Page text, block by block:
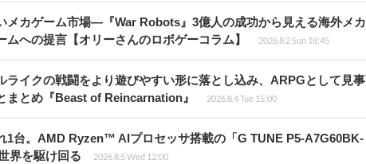
メカゲーム市場―『War Robots』3億人の成功から見える海外メカ
への提言【オリーさんのロボゲーコラム】
2026.8.2 Sun 18:45
ライクの戦闘をより遊びやすい形に落とし込み、ARPGとして見事
まとめ『Beast of Reincarnation』
2026.8.4 Tue 15:00
1台。AMD Ryzen™ AIプロセッサ搭載の「G TUNE P5-A7G60BK-
界を駆け回る
2026.8.5 Wed 12:00